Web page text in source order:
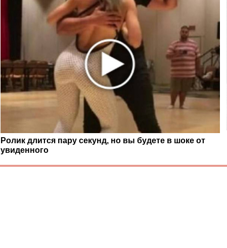
Ролик длится пару секунд, но вы будете в шоке от
увиденного